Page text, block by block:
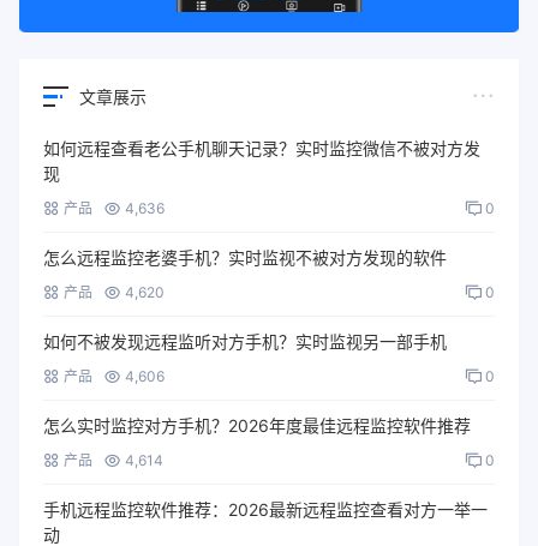
文章展示
如何远程查看老公手机聊天记录？实时监控微信不被对方发
现
产品 4,636 0
怎么远程监控老婆手机？实时监视不被对方发现的软件
产品 4,620 0
如何不被发现远程监听对方手机？实时监视另一部手机
产品 4,606 0
怎么实时监控对方手机？2026年度最佳远程监控软件推荐
产品 4,614 0
手机远程监控软件推荐：2026最新远程监控查看对方一举一
动